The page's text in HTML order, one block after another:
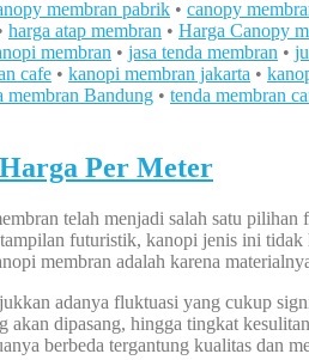
membran pabrik • canopy
harga atap membran • Harga Canopy
membran • jasa tenda membran •
cafe • kanopi membran jakarta •
membran Bandung • tenda membran
Per Meter
telah menjadi salah satu
futuristik, kanopi jenis ini
membran adalah karena
adanya fluktuasi yang cukup
akan dipasang, hingga tingkat
berbeda tergantung kualitas dan